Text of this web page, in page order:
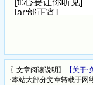
〖文章阅读说明〗
【关于
·本站大部分文章转载于